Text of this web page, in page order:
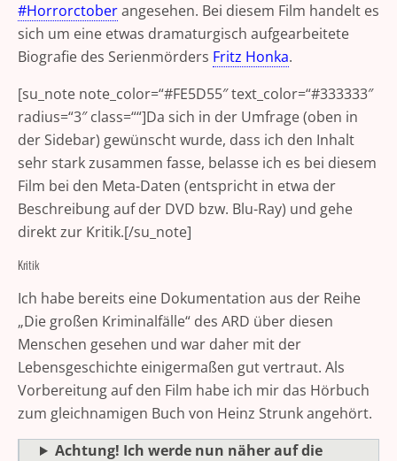
#Horrorctoberangesehen. Bei diesem Film handelt es
sich um eine etwas dramaturgisch aufgearbeitete
Biografie des Serienmörders Fritz Honka.
[su_note note_color=“#FE5D55″ text_color=“#333333″
radius=“3″ class=““]Da sich in der Umfrage (oben in
der Sidebar) gewünscht wurde, dass ich den Inhalt
sehr stark zusammen fasse, belasse ich es bei diesem
Film bei den Meta-Daten (entspricht in etwa der
Beschreibung auf der DVD bzw. Blu-Ray) und gehe
direkt zur Kritik.[/su_note]
Kritik
Ich habe bereits eine Dokumentation aus der Reihe
„Die großen Kriminalfälle“ des ARD über diesen
Menschen gesehen und war daher mit der
Lebensgeschichte einigermaßen gut vertraut. Als
Vorbereitung auf den Film habe ich mir das Hörbuch
zum gleichnamigen Buch von Heinz Strunk angehört.
Achtung! Ich werde nun näher auf die